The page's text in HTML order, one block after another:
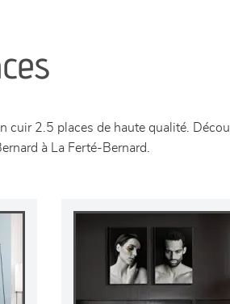
2.5 places de haute qualité.
à La Ferté-Bernard.